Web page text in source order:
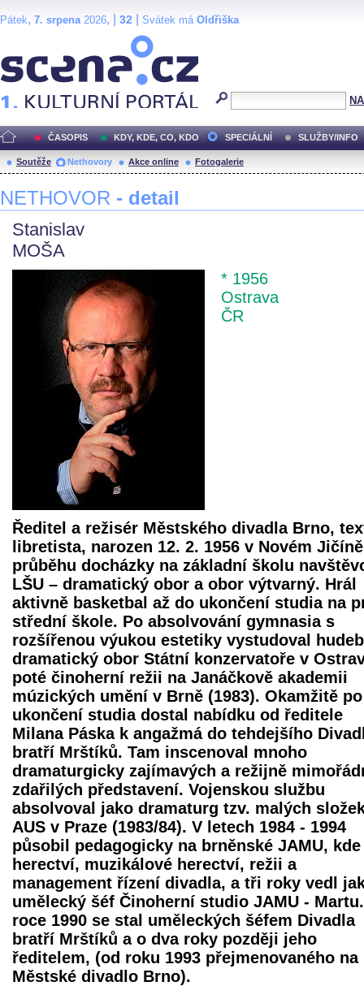
Pátek, 7. srpena2026, | 32 Svátek má Oldřiška
ČASOPIS KDY, KDE, CO, KDO SPECIÁLNÍ SLUŽBY/INFO
Soutěže Nethovory Akce online Fotogalerie
NETHOVOR - detail
Stanislav
MOŠA
* 1956
Ostrava
ČR
Ředitel a režisér Městského divadla Brno,
libretista, narozen 12. 2. 1956 v Novém
průběhu docházky na základní školu
LŠU – dramatický obor a obor výtvarný. Hrál
aktivně basketbal až do ukončení studia na
střední škole. Po absolvování gymnasia s
rozšířenou výukou estetiky vystudoval
dramatický obor Státní konzervatoře v
poté činoherní režii na Janáčkově akademii
múzických umění v Brně (1983). Okamžitě po
ukončení studia dostal nabídku od ředitele
Milana Páska k angažmá do tehdejšího
bratří Mrštíků. Tam inscenoval mnoho
dramaturgicky zajímavých a režijně
zdařilých představení. Vojenskou službu
absolvoval jako dramaturg tzv. malých
AUS v Praze (1983/84). V letech 1984 - 1994
působil pedagogicky na brněnské JAMU,
herectví, muzikálové herectví, režii a
management řízení divadla, a tři roky vedl
umělecký šéf Činoherní studio JAMU -
roce 1990 se stal uměleckých šéfem Divadla
bratří Mrštíků a o dva roky později jeho
ředitelem, (od roku 1993 přejmenovaného na
Městské divadlo Brno).